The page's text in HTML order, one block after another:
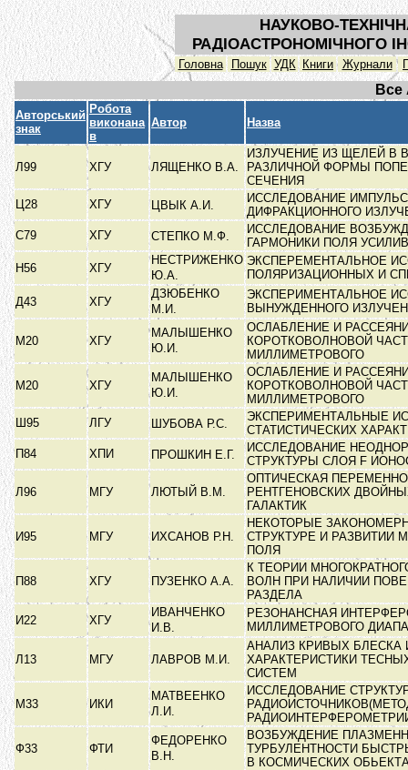
НАУКОВО-
РАДІОАСТРОНОМІЧНОГО
Головна Пошук УДК Книги Журнали
Все
Авторський
знак
Робота
виконана
в
Автор Назва
Л99 ХГУ ЛЯЩЕНКО В.А.
ИЗЛУЧЕНИЕ ИЗ ЩЕЛЕЙ В
РАЗЛИЧНОЙ ФОРМЫ
СЕЧЕНИЯ
Ц28
ХГУ ЦВЫК А.И.
ИССЛЕДОВАНИЕ
ДИФРАКЦИОННОГО
С79
ХГУ СТЕПКО М.Ф.
ИССЛЕДОВАНИЕ
ГАРМОНИКИ ПОЛЯ
Н56
ХГУ
НЕСТРИЖЕНКО
Ю.А.
ЭКСПЕРЕМЕНТАЛЬНОЕ
ПОЛЯРИЗАЦИОННЫХ И
Д43
ХГУ
ДЗЮБЕНКО
М.И.
ЭКСПЕРИМЕНТАЛЬНОЕ
ВЫНУЖДЕННОГО
М20 ХГУ
МАЛЫШЕНКО
Ю.И.
ОСЛАБЛЕНИЕ И
КОРОТКОВОЛНОВОЙ
МИЛЛИМЕТРОВОГО
М20 ХГУ
МАЛЫШЕНКО
Ю.И.
ОСЛАБЛЕНИЕ И
КОРОТКОВОЛНОВОЙ
МИЛЛИМЕТРОВОГО
Ш95
ЛГУ ШУБОВА Р.С.
ЭКСПЕРИМЕНТАЛЬНЫЕ
СТАТИСТИЧЕСКИХ
П84
ХПИ ПРОШКИН Е.Г.
ИССЛЕДОВАНИЕ
СТРУКТУРЫ СЛОЯ F
Л96 МГУ ЛЮТЫЙ В.М.
ОПТИЧЕСКАЯ
РЕНТГЕНОВСКИХ
ГАЛАКТИК
И95 МГУ ИХСАНОВ Р.Н.
НЕКОТОРЫЕ
СТРУКТУРЕ И РАЗВИТИИ
ПОЛЯ
П88 ХГУ ПУЗЕНКО А.А.
К ТЕОРИИ
ВОЛН ПРИ НАЛИЧИИ
РАЗДЕЛА
И22
ХГУ
ИВАНЧЕНКО
И.В.
РЕЗОНАНСНАЯ
МИЛЛИМЕТРОВОГО
Л13 МГУ ЛАВРОВ М.И.
АНАЛИЗ КРИВЫХ БЛЕСКА
ХАРАКТЕРИСТИКИ
СИСТЕМ
М33 ИКИ
МАТВЕЕНКО
Л.И.
ИССЛЕДОВАНИЕ
Ф33 ФТИ
ФЕДОРЕНКО
В.Н.
ВОЗБУЖДЕНИЕ
ТУРБУЛЕНТНОСТИ
В КОСМИЧЕСКИХ